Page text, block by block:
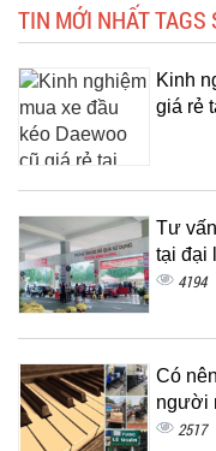
TIN MỚI NHẤT TAGS
Kinh
giá rẻ
Tư
tại đại
4194
Có
người
2517